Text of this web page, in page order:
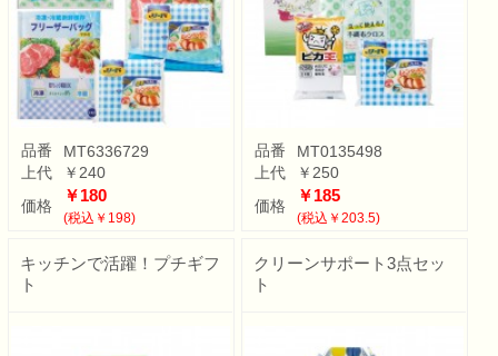
品番
MT6336729
上代
￥240
価格
￥180
(税込￥198)
品番
MT0135498
上代
￥250
価格
￥185
(税込￥203.5)
キッチンで活躍！プチギフ
ト
クリーンサポート3点セッ
ト